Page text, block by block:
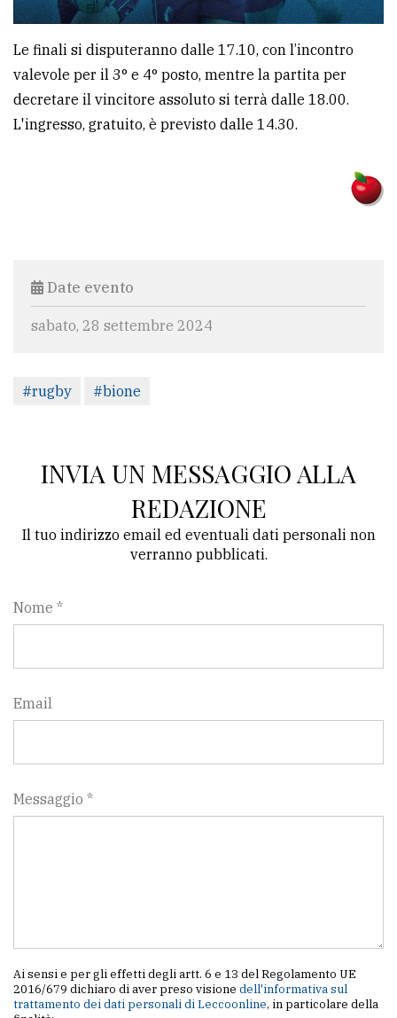
Le finali si disputeranno dalle 17.10, con l’incontro
valevole per il 3° e 4° posto, mentre la partita per
decretare il vincitore assoluto si terrà dalle 18.00.
L'ingresso, gratuito, è previsto dalle 14.30.
Date evento
sabato, 28 settembre 2024
#rugby #bione
INVIA UN MESSAGGIO ALLA
REDAZIONE
Il tuo indirizzo email ed eventuali dati personali non
verranno pubblicati.
Nome *
Email
Messaggio *
Ai sensi e per gli effetti degli artt. 6 e 13 del Regolamento UE
2016/679 dichiaro di aver preso visione dell'informativa sul
trattamento dei dati personali di Leccoonline, in particolare della